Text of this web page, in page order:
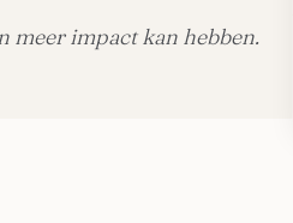
meer impact kan hebben.